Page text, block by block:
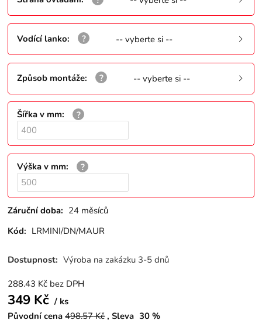
Vodící lanko: -- vyberte si --
Způsob montáže: -- vyberte si --
Šířka v mm:
Výška v mm:
Záruční doba: 24 měsíců
Kód: LRMINI/DN/MAUR
Dostupnost: Výroba na zakázku 3-5 dnů
288.43 Kč bez DPH
349 Kč
ks
Původní cena 498.57Kč Sleva 30 %